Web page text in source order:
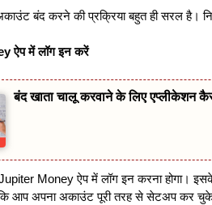
बंद करने की प्रक्रिया बहुत ही सरल है।
ऐप में लॉग इन करें
बंद खाता चालू करवाने के लिए एप्लीकेशन
Money ऐप में लॉग इन करना होगा।
कि आप अपना अकाउंट पूरी तरह से सेटअप कर